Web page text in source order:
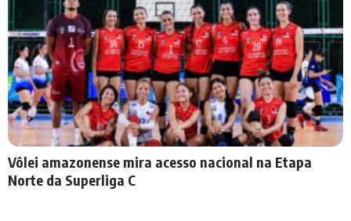
Vôlei amazonense mira acesso nacional na Etapa
Norte da Superliga C